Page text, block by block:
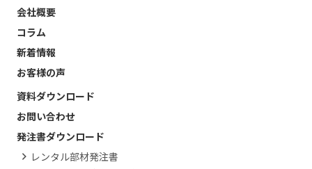
会社概要
コラム
新着情報
お客様の声
資料ダウンロード
お問い合わせ
発注書ダウンロード
レンタル部材発注書